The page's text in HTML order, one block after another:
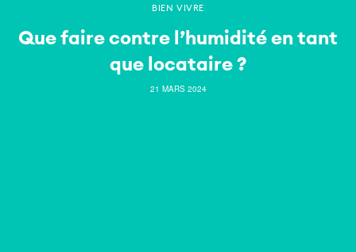
BIEN VIVRE
Que faire contre l’humidité en tant
que locataire ?
21 MARS 2024